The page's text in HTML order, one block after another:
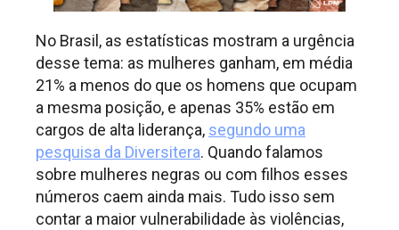
No Brasil, as estatísticas mostram a urgência
desse tema: as mulheres ganham, em média
21% a menos do que os homens que ocupam
a mesma posição, e apenas 35% estão em
cargos de alta liderança, segundo uma
pesquisa da Diversitera. Quando falamos
sobre mulheres negras ou com filhos esses
números caem ainda mais. Tudo isso sem
contar a maior vulnerabilidade às violências,